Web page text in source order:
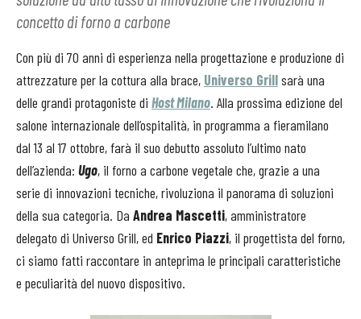
concetto di forno a carbone
Con più di 70 anni di esperienza nella progettazione e produzione di
attrezzature per la cottura alla brace, Universo Grillsarà una
delle grandi protagoniste di Host Milano. Alla prossima edizione del
salone internazionale dell’ospitalità, in programma a fieramilano
dal 13 al 17 ottobre, farà il suo debutto assoluto l’ultimo nato
dell’azienda: Ugo, il forno a carbone vegetale che, grazie a una
serie di innovazioni tecniche, rivoluziona il panorama di soluzioni
della sua categoria. Da Andrea Mascetti, amministratore
delegato di Universo Grill, ed Enrico Piazzi, il progettista del forno,
ci siamo fatti raccontare in anteprima le principali caratteristiche
e peculiarità del nuovo dispositivo.